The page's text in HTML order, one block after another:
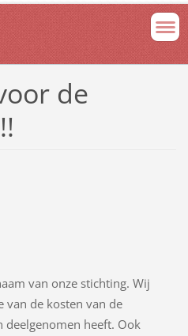
de
van onze stichting. Wij
van de kosten van de
deelgenomen heeft. Ook